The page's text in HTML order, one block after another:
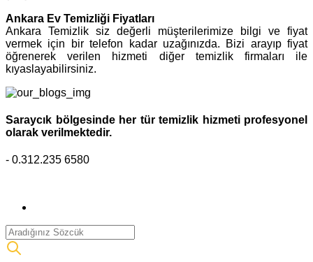
Ankara Ev Temizliği Fiyatları
Ankara Temizlik siz değerli müşterilerimize bilgi ve fiyat
vermek için bir telefon kadar uzağınızda. Bizi arayıp fiyat
öğrenerek verilen hizmeti diğer temizlik firmaları ile
kıyaslayabilirsiniz.
Saraycık bölgesinde her tür temizlik hizmeti profesyonel
olarak verilmektedir.
- 0.312.235 6580